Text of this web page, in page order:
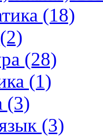
(18)
(28)
(1)
(3)
(3)